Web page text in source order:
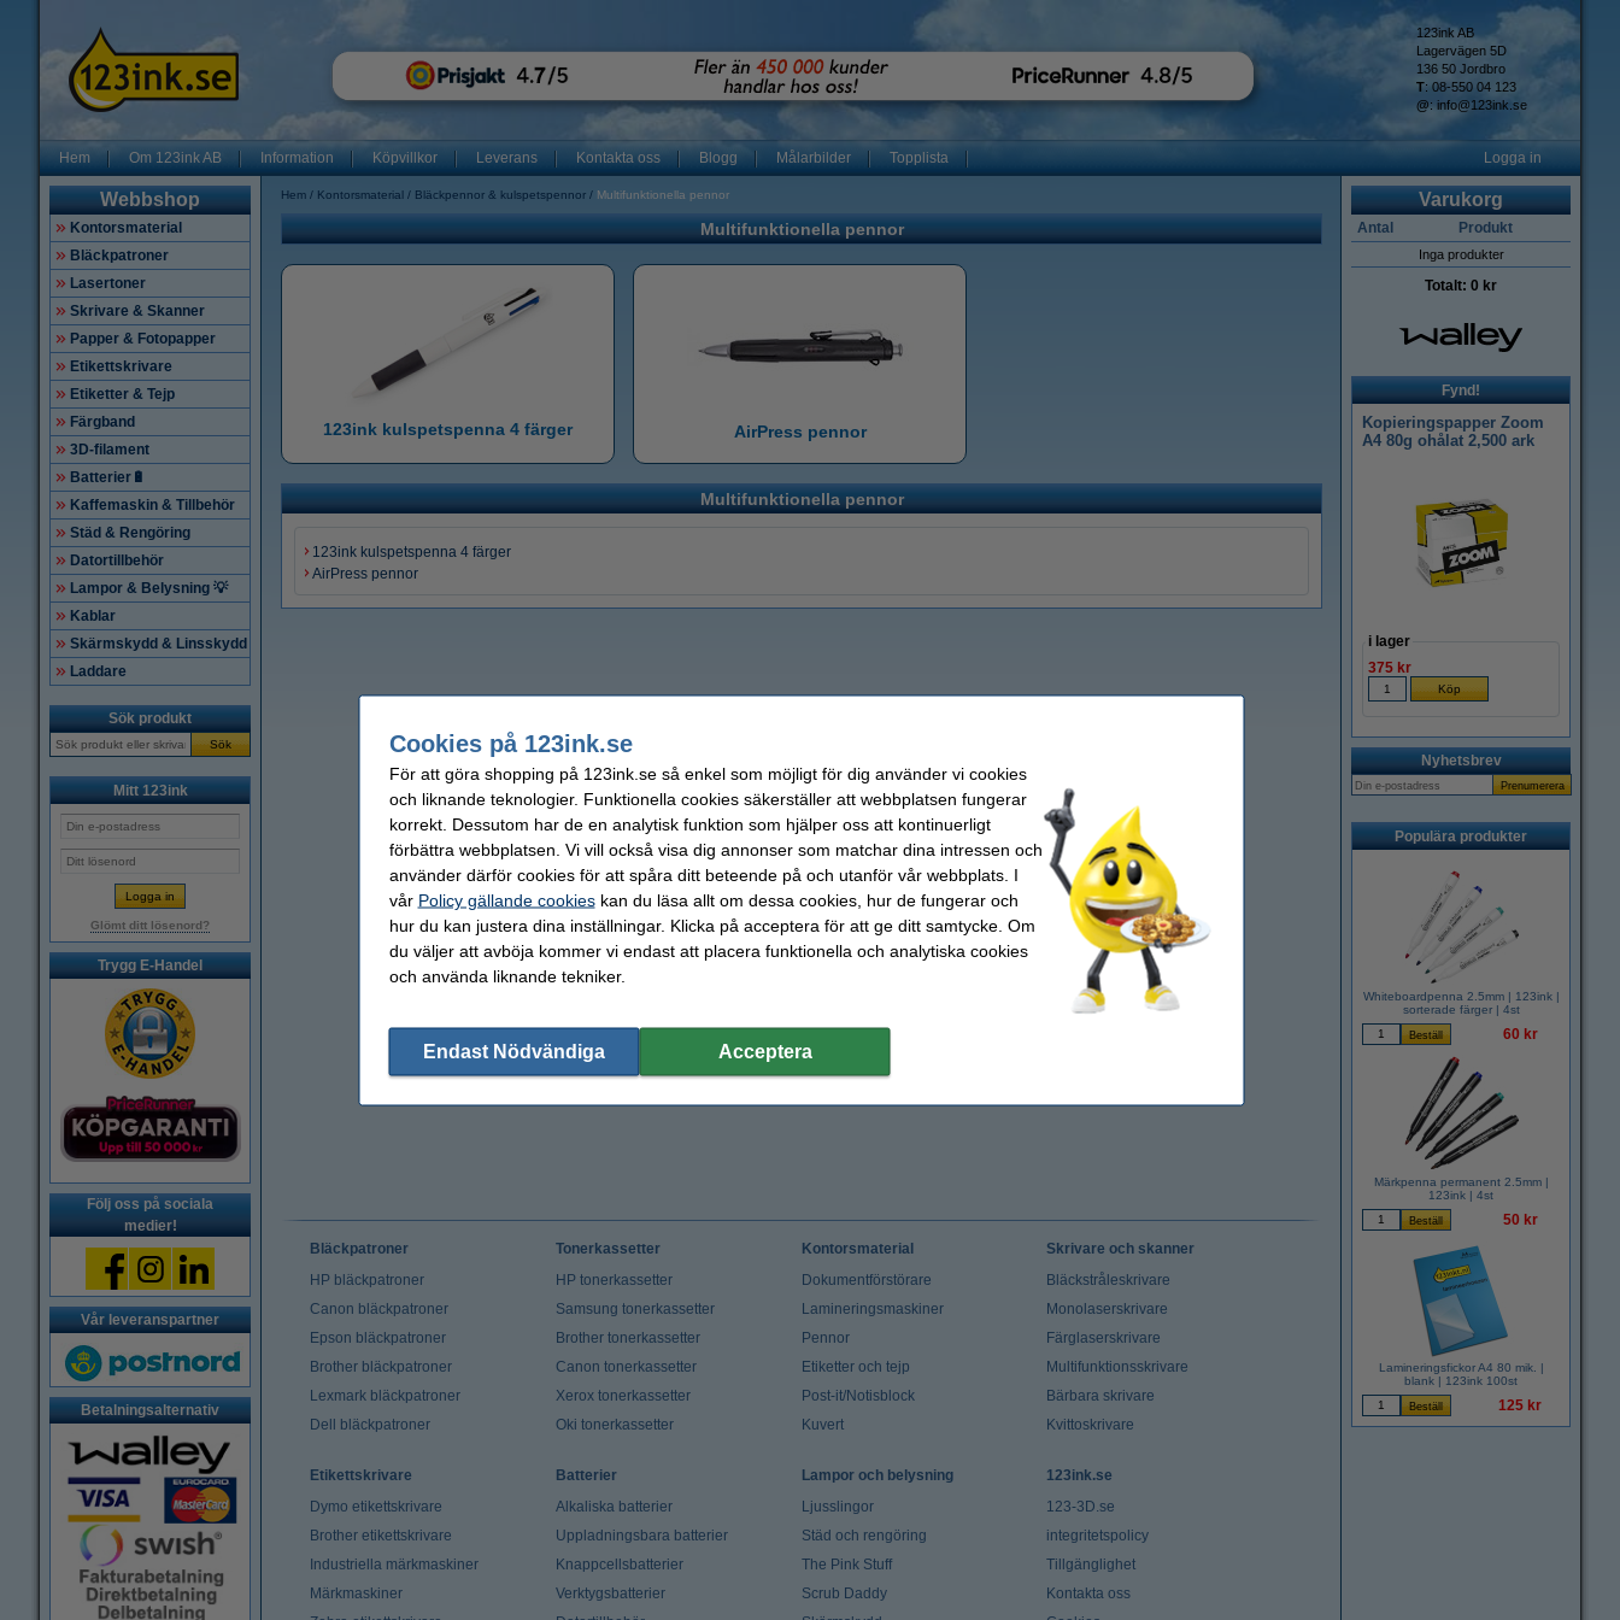
123ink AB
Lagervägen 5D
136 50 Jordbro
T: 08-550 04 123
@: info@123ink.se
Hem Om 123ink AB Information Köpvillkor Leverans Kontakta oss Blogg Målarbilder Topplista Logga in
Webbshop
Kontorsmaterial
Bläckpatroner
Lasertoner
Skrivare & Skanner
Papper & Fotopapper
Etikettskrivare
Etiketter & Tejp
Färgband
3D-filament
Batterier🔋
Kaffemaskin & Tillbehör
Städ & Rengöring
Datortillbehör
Lampor & Belysning 💡
Kablar
Skärmskydd & Linsskydd
Laddare
Sök produkt
Sök
Mitt 123ink
Glömt ditt lösenord?
Trygg E-Handel
Följ oss på sociala
medier!
Vår leveranspartner
Betalningsalternativ
Hem Kontorsmaterial Bläckpennor & kulspetspennor Multifunktionella pennor
Multifunktionella pennor
123ink kulspetspenna 4 färger AirPress pennor
Multifunktionella pennor
123ink kulspetspenna 4 färger
AirPress pennor
Varukorg
Antal Produkt
Inga produkter
Totalt: 0 kr
Fynd!
Kopieringspapper Zoom
A4 80g ohålat 2,500 ark
i lager
375 kr
Nyhetsbrev
Populära produkter
Whiteboardpenna 2.5mm | 123ink |
sorterade färger | 4st
60 kr
Märkpenna permanent 2.5mm |
123ink | 4st
50 kr
Lamineringsfickor A4 80 mik. |
blank | 123ink 100st
125 kr
Bläckpatroner
HP bläckpatroner
Canon bläckpatroner
Epson bläckpatroner
Brother bläckpatroner
Lexmark bläckpatroner
Dell bläckpatroner
Tonerkassetter
HP tonerkassetter
Samsung tonerkassetter
Brother tonerkassetter
Canon tonerkassetter
Xerox tonerkassetter
Oki tonerkassetter
Kontorsmaterial
Dokumentförstörare
Lamineringsmaskiner
Pennor
Etiketter och tejp
Post-it/Notisblock
Kuvert
Skrivare och skanner
Bläckstråleskrivare
Monolaserskrivare
Färglaserskrivare
Multifunktionsskrivare
Bärbara skrivare
Kvittoskrivare
Etikettskrivare
Dymo etikettskrivare
Brother etikettskrivare
Industriella märkmaskiner
Märkmaskiner
Batterier
Alkaliska batterier
Uppladningsbara batterier
Knappcellsbatterier
Verktygsbatterier
Lampor och belysning
Ljusslingor
Städ och rengöring
The Pink Stuff
Scrub Daddy
123ink.se
123-3D.se
integritetspolicy
Tillgänglighet
Kontakta oss
Cookies på 123ink.se
För att göra shopping på 123ink.se så enkel som möjligt för dig använder vi cookies
och liknande teknologier. Funktionella cookies säkerställer att webbplatsen fungerar
korrekt. Dessutom har de en analytisk funktion som hjälper oss att kontinuerligt
förbättra webbplatsen. Vi vill också visa dig annonser som matchar dina intressen och
använder därför cookies för att spåra ditt beteende på och utanför vår webbplats. I
vår Policy gällande cookieskan du läsa allt om dessa cookies, hur de fungerar och
hur du kan justera dina inställningar. Klicka på acceptera för att ge ditt samtycke. Om
du väljer att avböja kommer vi endast att placera funktionella och analytiska cookies
och använda liknande tekniker.
Endast Nödvändiga Acceptera